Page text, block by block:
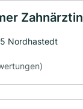
Zahnärztin
Nordhastedt